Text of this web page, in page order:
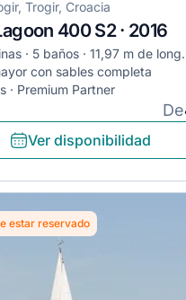
Trogir, Croacia
400 S2 · 2016
5 baños 11,97 m de long.
con sables completa
· Premium Partner
De
Ver disponibilidad
estar reservado